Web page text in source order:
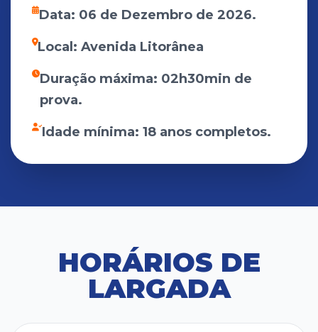
Data: 06 de Dezembro de 2026.
Local: Avenida Litorânea
Duração máxima: 02h30min de
prova.
Idade mínima: 18 anos completos.
HORÁRIOS DE
LARGADA